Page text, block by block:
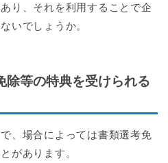
り、それを利用することで企
いでしょうか。
除等の特典を受けられる
、場合によっては書類選考免
があります。